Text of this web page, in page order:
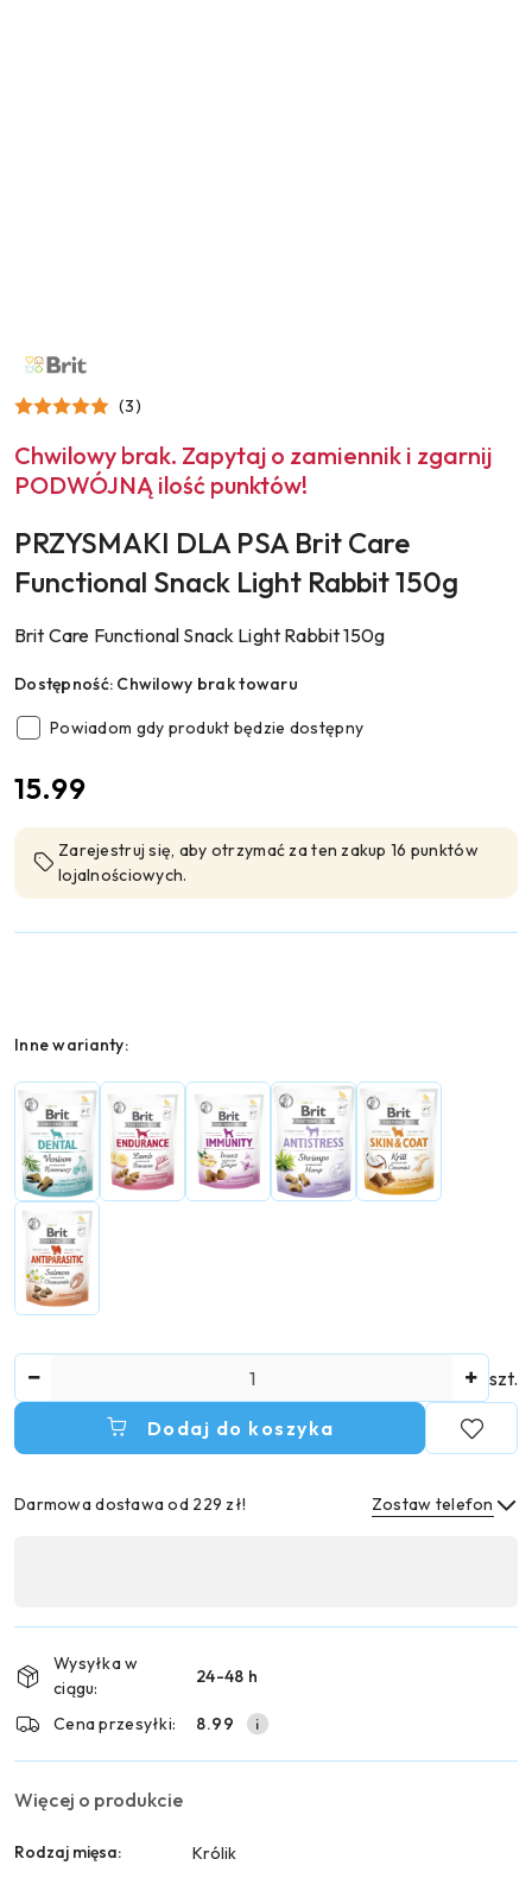
NAZWA
PRODUCENTA:
(3)
Chwilowy brak. Zapytaj o zamiennik i zgarnij
PODWÓJNĄ ilość punktów!
PRZYSMAKI DLA PSA Brit Care
Functional Snack Light Rabbit 150g
Brit Care Functional Snack Light Rabbit 150g
Dostępność: Chwilowy brak towaru
Powiadom gdy produkt będzie dostępny
cena:
15.99
Zarejestruj się, aby otrzymać za ten zakup 16 punktów
lojalnościowych.
Wariant
Inne warianty:
szt.
Dodaj do koszyka
Darmowa dostawa od 229 zł! Zostaw telefon
płatność
dostawa
Wysyłka w
ciągu:
24-48 h
Cena przesyłki: 8.99
Więcej o produkcie
Rodzaj mięsa: Królik